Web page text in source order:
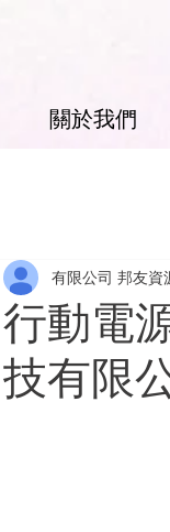
關於我們
行動電
技有限
有限公司 邦友資